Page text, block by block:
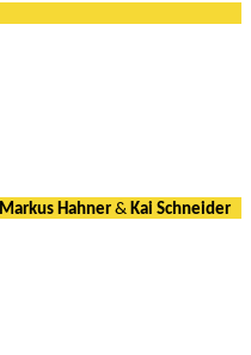
Markus Hahner & Kai Schneider